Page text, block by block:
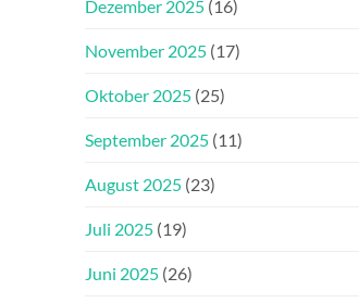
Dezember 2025 (16)
November 2025 (17)
Oktober 2025 (25)
September 2025 (11)
August 2025 (23)
Juli 2025 (19)
Juni 2025 (26)